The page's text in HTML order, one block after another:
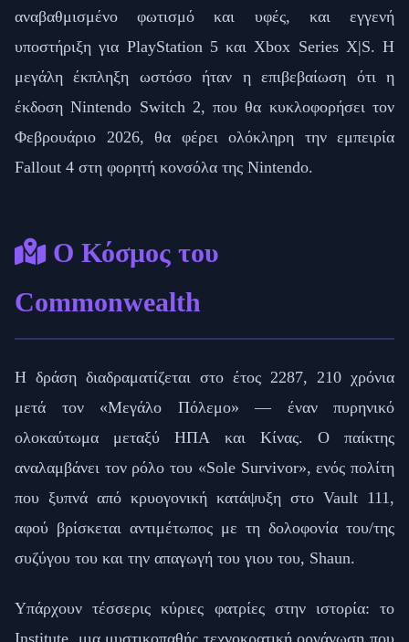
αναβαθμισμένο φωτισμό και υφές, και εγγενή
υποστήριξη για PlayStation 5 και Xbox Series X|S. Η
μεγάλη έκπληξη ωστόσο ήταν η επιβεβαίωση ότι η
έκδοση Nintendo Switch 2, που θα κυκλοφορήσει τον
Φεβρουάριο 2026, θα φέρει ολόκληρη την εμπειρία
Fallout 4 στη φορητή κονσόλα της Nintendo.
Ο Κόσμος του
Commonwealth
Η δράση διαδραματίζεται στο έτος 2287, 210 χρόνια
μετά τον «Μεγάλο Πόλεμο» — έναν πυρηνικό
ολοκαύτωμα μεταξύ ΗΠΑ και Κίνας. Ο παίκτης
αναλαμβάνει τον ρόλο του «Sole Survivor», ενός πολίτη
που ξυπνά από κρυογονική κατάψυξη στο Vault 111,
αφού βρίσκεται αντιμέτωπος με τη δολοφονία του/της
συζύγου του και την απαγωγή του γιου του, Shaun.
Υπάρχουν τέσσερις κύριες φατρίες στην ιστορία: το